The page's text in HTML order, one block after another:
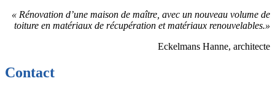
« Rénovation d’une maison de maître, avec un nouveau volume de
toiture en matériaux de récupération et matériaux renouvelables.»
Eckelmans Hanne, architecte
Contact